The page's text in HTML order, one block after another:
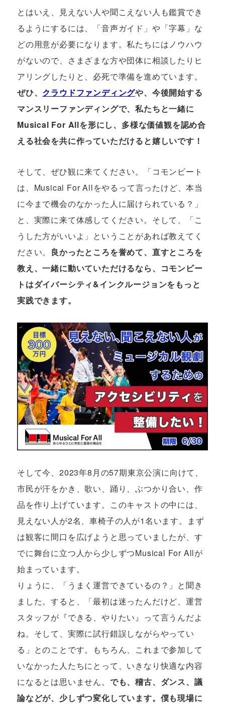
とはいえ、見えない人や聞こえない人も鑑賞でき
るようにするには、「音声ガイド」や「字幕」な
どの用意が必要になります。私たちにはノウハウ
がないので、さまざまな方や団体に相談したりヒ
アリングしたりと、必死で準備を進めています。
ぜひ、 クラウドファンディングや、今後開始する
マンスリーファンディングで、私たちと一緒に
Musical For Allを形にし、多様な価値観を認め合
える社会を共に作っていただけると嬉しいです！
そして、ぜひ観に来てください。「コモンビート
は、Musical For Allをやるって言ったけど、本当
に今まで機会のなかった人に届けられている？」
と、実際に来て体感してください。そして、「こ
うした方がいいよ」ということがあれば教えてく
ださい。 良かったところを誉めて、直すところを
教え、一緒に動いていただけるなら、コモンビー
トはダイバーシティ&インクルージョンをもっと
実践できます。
そして今、2023年8月の57期東京公演に向けて、
市民が汗をかき、歌い、踊り、ぶつかり合い、作
品を作り上げています。このキャストの中には、
見えない人が2名、車椅子の人が1名います。まず
は観客に間口を広げようと思っていましたが、す
でに舞台に立つ人から少しずつMusical For Allが
始まっています。
りょうに、「うまく運営できているの？」と聞き
ました。すると、「最初は迷ったんだけど、運営
スタッフが『できる、やりたい』って言うんだよ
ね。そして、実際に試行錯誤しながらやってい
る」とのことです。もちろん、これまで参加して
いなかった人たちにとって、いきなり快適な内容
になるとは思いません。 でも、稽古、ダンス、議
論などが、少しずつ変化しています。僕も現場に